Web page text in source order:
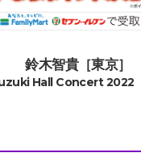
鈴木智貴［東京］
Hall Concert 2022